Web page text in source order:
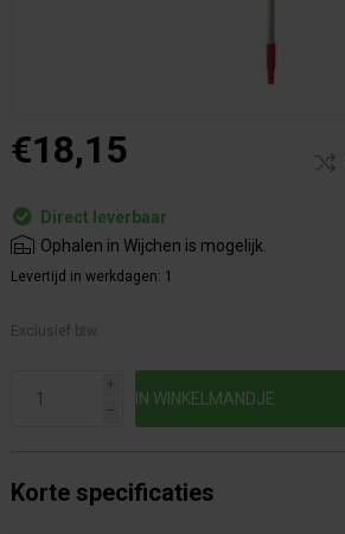
€18,15
Direct leverbaar
Ophalen in Wijchen is mogelijk.
Levertijd in werkdagen: 1
Exclusief btw.
i
h
Korte specificaties